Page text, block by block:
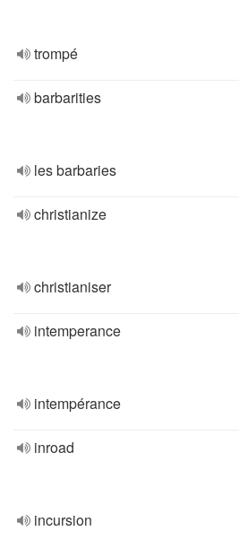
trompé
barbarities
les barbaries
christianize
christianiser
intemperance
intempérance
inroad
incursion